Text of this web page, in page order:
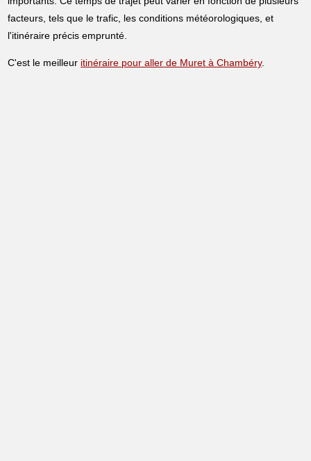
facteurs, tels que le trafic, les conditions météorologiques, et
l'itinéraire précis emprunté.
C'est le meilleur itinéraire pour aller de Muret à Chambéry.